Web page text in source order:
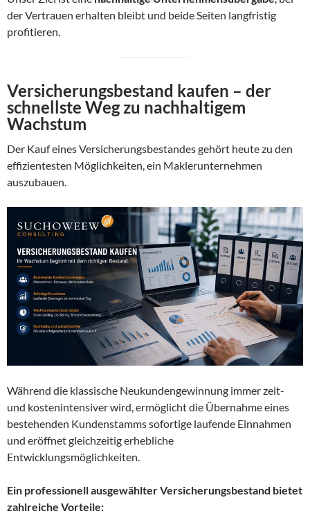
der Vertrauen erhalten bleibt und beide Seiten langfristig
profitieren.
Versicherungsbestand kaufen – der
schnellste Weg zu nachhaltigem
Wachstum
Der Kauf eines Versicherungsbestandes gehört heute zu den
effizientesten Möglichkeiten, ein Maklerunternehmen
auszubauen.
Während die klassische Neukundengewinnung immer zeit-
und kostenintensiver wird, ermöglicht die Übernahme eines
bestehenden Kundenstamms sofortige laufende Einnahmen
und eröffnet gleichzeitig erhebliche
Entwicklungsmöglichkeiten.
Ein professionell ausgewählter Versicherungsbestand bietet
zahlreiche Vorteile: